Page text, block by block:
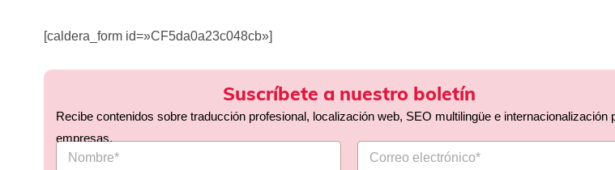
[caldera_form id=»CF5da0a23c048cb»]
Suscríbete a nuestro boletín
Recibe contenidos sobre traducción profesional, localización web, SEO multilingüe e internacionalización
empresas.